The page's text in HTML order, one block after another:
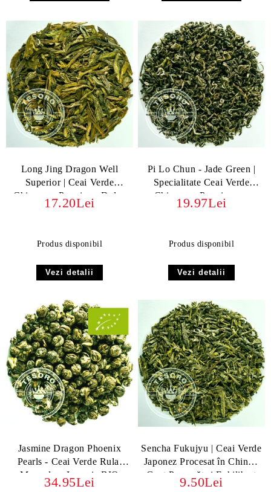
Long Jing Dragon Well
Superior | Ceai Verde
Chinezesc Premium, Dulce
și Nutty
17.20Lei
Produs disponibil
Vezi detalii
Pi Lo Chun - Jade Green |
Specialitate Ceai Verde
Chinezesc Premium cu
Istorie și Aromă
19.97Lei
Produs disponibil
Vezi detalii
Jasmine Dragon Phoenix
Pearls - Ceai Verde Rulat
Manual cu Iasomie BIO
ORGANIC
34.95Lei
Sencha Fukujyu | Ceai Verde
Japonez Procesat în China -
Gust Proaspăt și Echilibrat
9.50Lei